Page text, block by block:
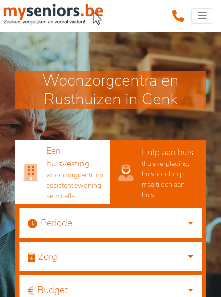
Woonzorgcentra en
Rusthuizen in Genk
Een
huisvesting
woonzorgcentrum,
assistentiewoning,
serviceflat, ...
Hulp aan huis
thuisverpleging,
huishoudhulp,
maaltijden aan
huis, ...
Periode
Zorg
Budget